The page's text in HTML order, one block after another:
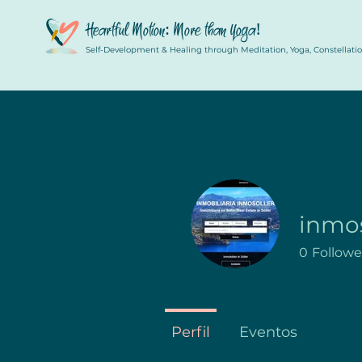
Heartful Motion: More than Yoga!
Self-Development & Healing through Meditation, Yoga,
0
Perfil Eventos